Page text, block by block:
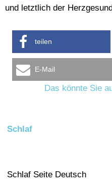
und letztlich der
teilen
E-Mail
Das könnte Sie
Schlaf
Schlaf Seite Deutsch